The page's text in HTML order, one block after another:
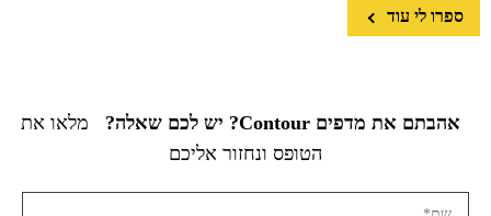
ספרו לי עוד
אהבתם את מדפים Contour? יש לכם שאלה?
מלאו את
הטופס ונחזור אליכם